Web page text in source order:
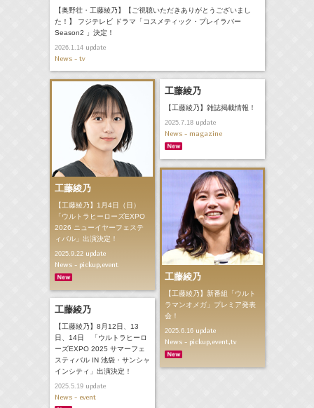
【奥野壮・工藤綾乃】【ご視聴いただきありがとうございまし
た！】 フジテレビ ドラマ「コスメティック・プレイラバー
Season2 」決定！
2026.1.14update
News - tv
工藤綾乃
【工藤綾乃】1月4日（日）
「ウルトラヒーローズEXPO
2026 ニューイヤーフェステ
ィバル」出演決定！
2025.9.22update
News - pickup,event
工藤綾乃
【工藤綾乃】雑誌掲載情報！
2025.7.18update
News - magazine
工藤綾乃
【工藤綾乃】新番組「ウルト
ラマンオメガ」プレミア発表
会！
2025.6.16update
News - pickup,event,tv
工藤綾乃
【工藤綾乃】8月12日、13
日、14日 「ウルトラヒーロ
ーズEXPO 2025 サマーフェ
スティバル IN 池袋・サンシャ
インシティ」出演決定！
2025.5.19update
News - event